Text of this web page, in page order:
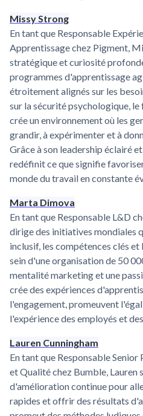
Missy Strong
En tant que Responsable
Apprentissage chez Pigment,
stratégique et curiosité
programmes d'apprentissage
étroitement alignés sur les
sur la sécurité psychologique,
crée un environnement où les
grandir, à expérimenter et à
Grâce à son leadership éclairé
redéfinit ce que signifie
monde du travail en constante
Marta Dimova
En tant que Responsable L&D
dirige des initiatives mondiales
inclusif, les compétences clés
sein d'une organisation de 50
mentalité marketing et une
crée des expériences
l'engagement, promeuvent
l'expérience des employés et
Lauren Cunningham
En tant que Responsable
et Qualité chez Bumble, Lauren
d'amélioration continue pour
rapides et offrir des résultats